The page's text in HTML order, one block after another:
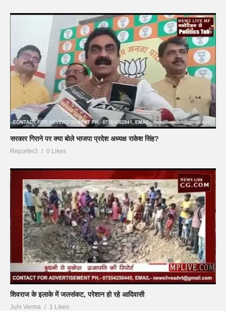
सरकार गिराने पर क्या बोले भाजपा प्रदेश अध्यक्ष राकेश सिंह?
Reporter3 0 Likes
शिवराज के इलाके में जलसंकट, परेशान हो रहे आदिवासी
Juhi Verma 1 Likes